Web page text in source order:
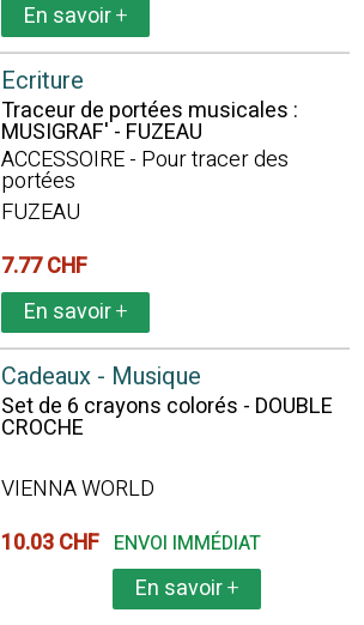
En savoir+
Ecriture
Traceur de portées musicales :
MUSIGRAF' - FUZEAU
ACCESSOIRE - Pour tracer des
portées
FUZEAU
7.77 CHF
En savoir+
Cadeaux - Musique
Set de 6 crayons colorés - DOUBLE
CROCHE
VIENNA WORLD
10.03 CHF ENVOI IMMÉDIAT
En savoir+